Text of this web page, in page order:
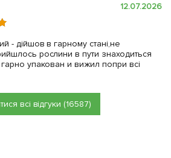
12.07.2026
- дійшов в гарному стані,не
рослини в пути знаходиться
упакован и вижил попри всі
всі відгуки (16587)